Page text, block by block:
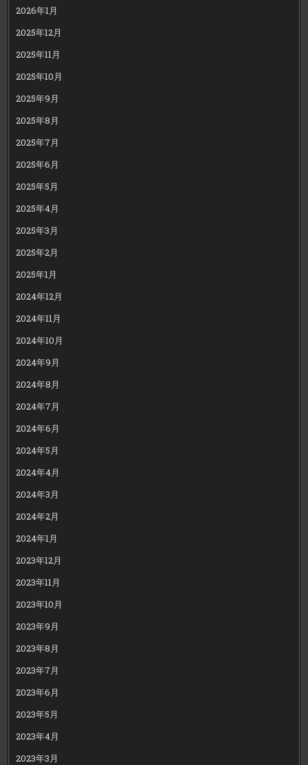
2026年1月
2025年12月
2025年11月
2025年10月
2025年9月
2025年8月
2025年7月
2025年6月
2025年5月
2025年4月
2025年3月
2025年2月
2025年1月
2024年12月
2024年11月
2024年10月
2024年9月
2024年8月
2024年7月
2024年6月
2024年5月
2024年4月
2024年3月
2024年2月
2024年1月
2023年12月
2023年11月
2023年10月
2023年9月
2023年8月
2023年7月
2023年6月
2023年5月
2023年4月
2023年3月